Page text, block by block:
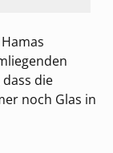
die
noch Glas in